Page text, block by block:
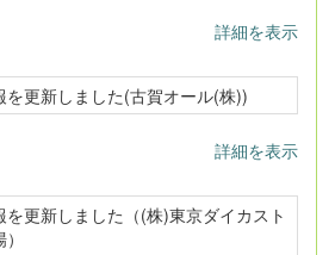
詳細を表示
を更新しました(古賀オール(株))
詳細を表示
を更新しました（(株)東京ダイカスト